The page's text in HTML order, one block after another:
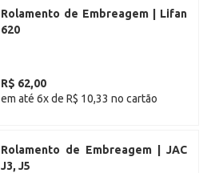
Rolamento de Embreagem | Lifan
620
R$ 62,00
em até 6x de R$ 10,33 no cartão
Rolamento de Embreagem | JAC
J3, J5